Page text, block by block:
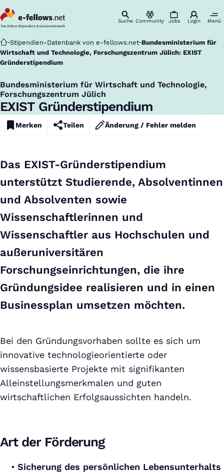
Suche Community Jobs Login Menü
Startseite
Stipendien-Datenbank von e-fellows.net Bundesministerium für
Wirtschaft und Technologie, Forschungszentrum Jülich: EXIST
Gründerstipendium
Bundesministerium für Wirtschaft und Technologie,
Forschungszentrum Jülich
:
EXIST Gründerstipendium
Merken Teilen Änderung / Fehler melden
Das EXIST-Gründerstipendium
unterstützt Studierende, Absolventinnen
und Absolventen sowie
Wissenschaftlerinnen und
Wissenschaftler aus Hochschulen und
außeruniversitären
Forschungseinrichtungen, die ihre
Gründungsidee realisieren und in einen
Businessplan umsetzen möchten.
Bei den Gründungsvorhaben sollte es sich um
innovative technologieorientierte oder
wissensbasierte Projekte mit signifikanten
Alleinstellungsmerkmalen und guten
wirtschaftlichen Erfolgsaussichten handeln.
Art der Förderung
Sicherung des persönlichen Lebensunterhalts